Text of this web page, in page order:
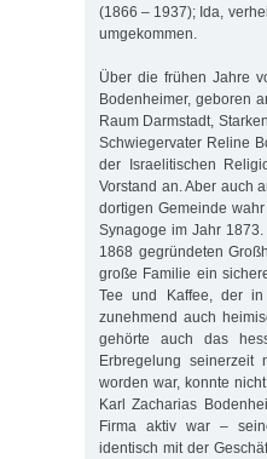
(1866 – 1937); Ida,
umgekommen.
Über die frühen Jahre
Bodenheimer, geboren
Raum Darmstadt,
Schwiegervater Reline
der Israelitischen
Vorstand an. Aber auch
dortigen Gemeinde
Synagoge im Jahr
1868 gegründeten
große Familie ein
Tee und Kaffee, der
zunehmend auch
gehörte auch das
Erbregelung
worden war, konnte
Karl Zacharias
Firma aktiv war –
identisch mit der